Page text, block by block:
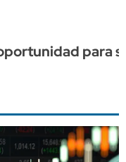
para